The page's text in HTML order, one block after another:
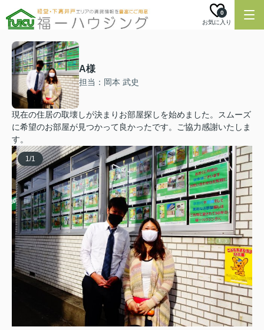
お気に入り
0
A様
担当：岡本 武史
現在の住居の取壊しが決まりお部屋探しを始めました。スムーズ
に希望のお部屋が見つかって良かったです。ご協力感謝いたしま
す。
1/1